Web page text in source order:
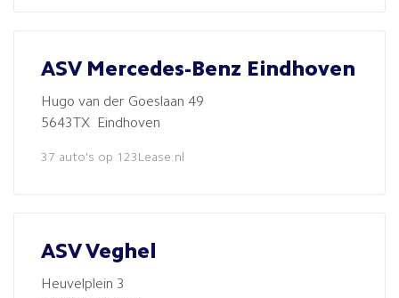
ASV Mercedes-Benz Eindhoven
Hugo van der Goeslaan 49
5643TX Eindhoven
37 auto's op 123Lease.nl
ASV Veghel
Heuvelplein 3